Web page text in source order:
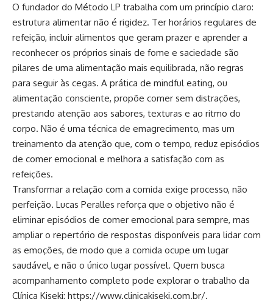
O fundador do Método LP trabalha com um princípio claro:
estrutura alimentar não é rigidez. Ter horários regulares de
refeição, incluir alimentos que geram prazer e aprender a
reconhecer os próprios sinais de fome e saciedade são
pilares de uma alimentação mais equilibrada, não regras
para seguir às cegas. A prática de mindful eating, ou
alimentação consciente, propõe comer sem distrações,
prestando atenção aos sabores, texturas e ao ritmo do
corpo. Não é uma técnica de emagrecimento, mas um
treinamento da atenção que, com o tempo, reduz episódios
de comer emocional e melhora a satisfação com as
refeições.
Transformar a relação com a comida exige processo, não
perfeição. Lucas Peralles reforça que o objetivo não é
eliminar episódios de comer emocional para sempre, mas
ampliar o repertório de respostas disponíveis para lidar com
as emoções, de modo que a comida ocupe um lugar
saudável, e não o único lugar possível. Quem busca
acompanhamento completo pode explorar o trabalho da
Clínica Kiseki: https://www.clinicakiseki.com.br/.